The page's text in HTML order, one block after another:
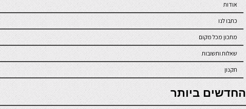
אודות
כתבו לנו
מתכון מכל מקום
שאלות ותשובות
תקנון
online casino
החדשים ביותר